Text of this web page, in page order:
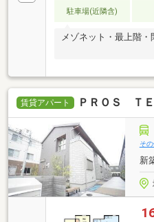
駐車場(近隣含)
メゾネット・最上階・
賃貸アパート ＰＲＯＳ Ｔ
そ
新